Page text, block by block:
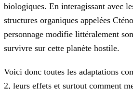
biologiques. En interagissant avec
structures organiques appelées
personnage modifie littéralement
survivre sur cette planète hostile.
Voici donc toutes les adaptations
2, leurs effets et surtout comment